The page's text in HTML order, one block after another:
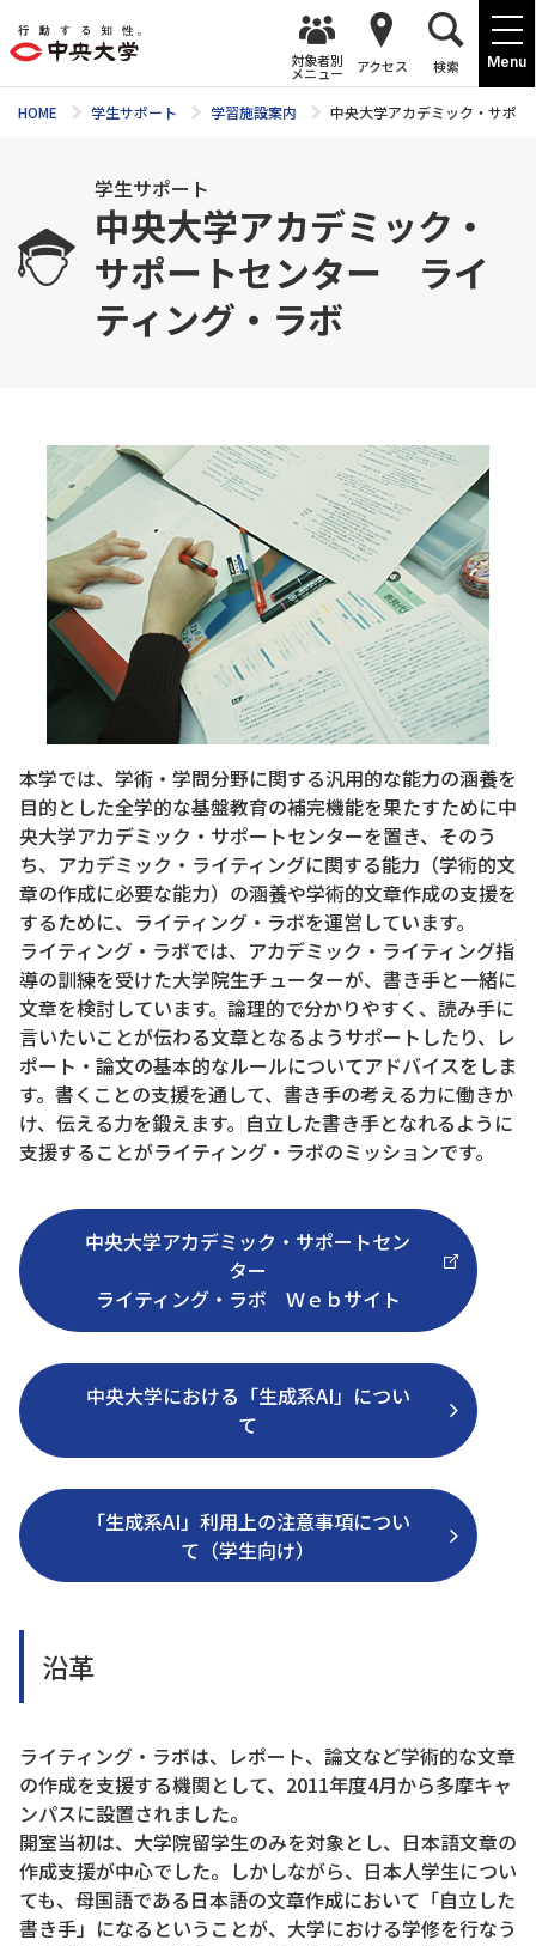
Menu
対象者別
メニュー アクセス 検索
HOME 学生サポート 学習施設案内 中央大学アカデミック・サポ
学生サポート
中央大学アカデミック・
サポートセンター ライ
ティング・ラボ
本学では、学術・学問分野に関する汎用的な能力の涵養を
目的とした全学的な基盤教育の補完機能を果たすために中
央大学アカデミック・サポートセンターを置き、そのう
ち、アカデミック・ライティングに関する能力（学術的文
章の作成に必要な能力）の涵養や学術的文章作成の支援を
するために、ライティング・ラボを運営しています。
ライティング・ラボでは、アカデミック・ライティング指
導の訓練を受けた大学院生チューターが、書き手と一緒に
文章を検討しています。論理的で分かりやすく、読み手に
言いたいことが伝わる文章となるようサポートしたり、レ
ポート・論文の基本的なルールについてアドバイスをしま
す。書くことの支援を通して、書き手の考える力に働きか
け、伝える力を鍛えます。自立した書き手となれるように
支援することがライティング・ラボのミッションです。
中央大学アカデミック・サポートセン
ター
ライティング・ラボ Ｗｅｂサイト
中央大学における「生成系AI」につい
て
「生成系AI」利用上の注意事項につい
て（学生向け）
沿革
ライティング・ラボは、レポート、論文など学術的な文章
の作成を支援する機関として、2011年度4月から多摩キャ
ンパスに設置されました。
開室当初は、大学院留学生のみを対象とし、日本語文章の
作成支援が中心でした。しかしながら、日本人学生につい
ても、母国語である日本語の文章作成において「自立した
書き手」になるということが、大学における学修を行なう